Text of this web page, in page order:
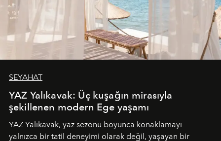
SEYAHAT
YAZ Yalıkavak: Üç kuşağın mirasıyla
şekillenen modern Ege yaşamı
YAZ Yalıkavak, yaz sezonu boyunca konaklamayı
yalnızca bir tatil deneyimi olarak değil, yaşayan bir